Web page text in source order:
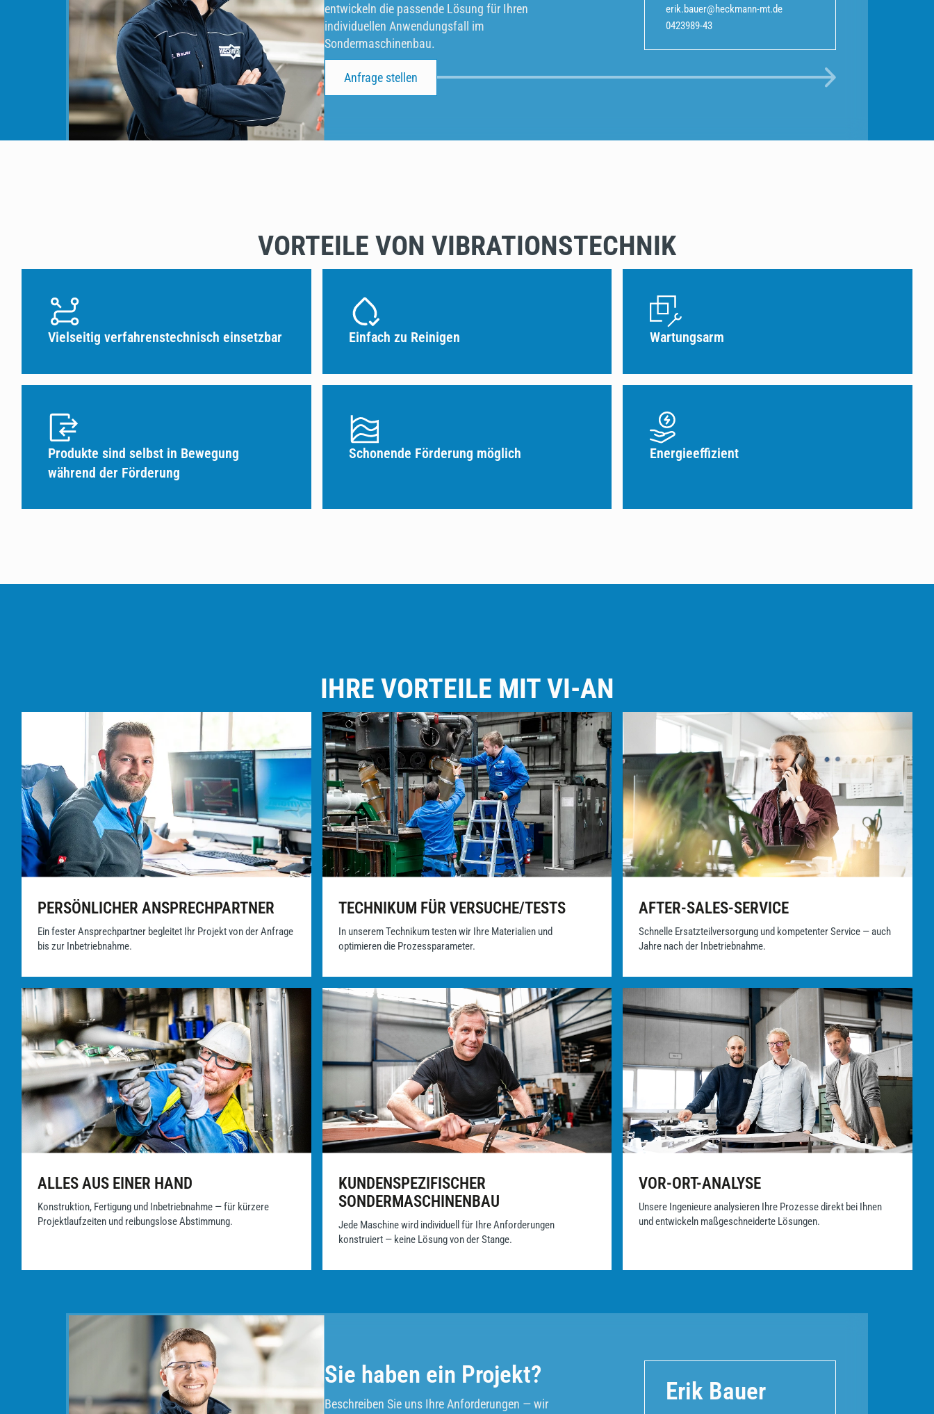
entwickeln die passende Lösung für Ihren
individuellen Anwendungsfall im
Sondermaschinenbau.
erik.bauer@heckmann-mt.de
0423989-43
Anfrage stellen
VORTEILE VON VIBRATIONSTECHNIK
Vielseitig verfahrenstechnisch einsetzbar Einfach zu Reinigen Wartungsarm
Produkte sind selbst in Bewegung
während der Förderung
Schonende Förderung möglich Energieeffizient
IHRE VORTEILE MIT VI-AN
PERSÖNLICHER ANSPRECHPARTNER
Ein fester Ansprechpartner begleitet Ihr Projekt von der Anfrage
bis zur Inbetriebnahme.
TECHNIKUM FÜR VERSUCHE/TESTS
In unserem Technikum testen wir Ihre Materialien und
optimieren die Prozessparameter.
AFTER-SALES-SERVICE
Schnelle Ersatzteilversorgung und kompetenter Service — auch
Jahre nach der Inbetriebnahme.
ALLES AUS EINER HAND
Konstruktion, Fertigung und Inbetriebnahme — für kürzere
Projektlaufzeiten und reibungslose Abstimmung.
KUNDENSPEZIFISCHER
SONDERMASCHINENBAU
Jede Maschine wird individuell für Ihre Anforderungen
konstruiert — keine Lösung von der Stange.
VOR-ORT-ANALYSE
Unsere Ingenieure analysieren Ihre Prozesse direkt bei Ihnen
und entwickeln maßgeschneiderte Lösungen.
Sie haben ein Projekt?
Beschreiben Sie uns Ihre Anforderungen — wir
Erik Bauer